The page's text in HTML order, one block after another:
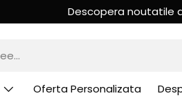
Descopera noutatile
Oferta Personalizata